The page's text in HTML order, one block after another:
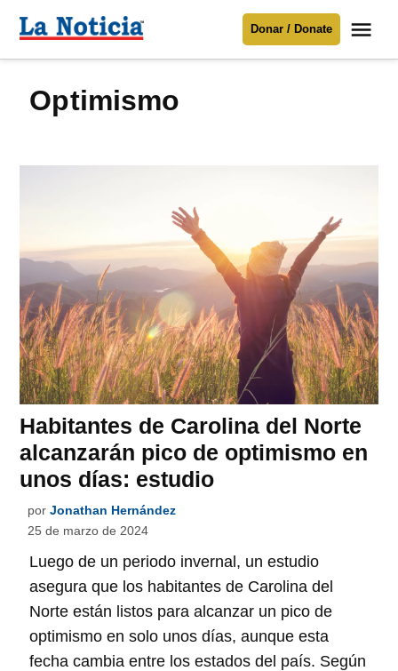
Para mantenerte informado necesitamos
contenido
Noticia
Donar / Donate
optimismo
Habitantes de Carolina del Norte
alcanzarán pico de optimismo en
unos días: estudio
por Jonathan Hernández
25 de marzo de 2024
Luego de un periodo invernal, un estudio
asegura que los habitantes de Carolina del
Norte están listos para alcanzar un pico de
optimismo en solo unos días, aunque esta
fecha cambia entre los estados del país. Según